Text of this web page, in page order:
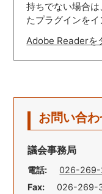
持ちでない場合
たプラグインをイ
Adobe Readerを
お問い合
議会事務局
電話:
026-269-
Fax:
026-269-